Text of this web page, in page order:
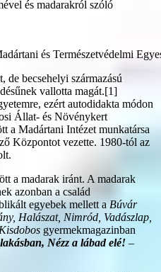
és madarakról szóló
és Természetvédelmi
de becsehelyi származású
vallotta magát.[1]
ezért autodidakta módon
Állat- és Növénykert
a Madártani Intézet munkatársa
Központot vezette. 1980-tól az
a madarak iránt. A madarak
azonban a család
egyebek mellett a Búvár
Halászat, Nimród, Vadászlap,
Kisdobos gyermekmagazinban
Nézz a lábad elé! –